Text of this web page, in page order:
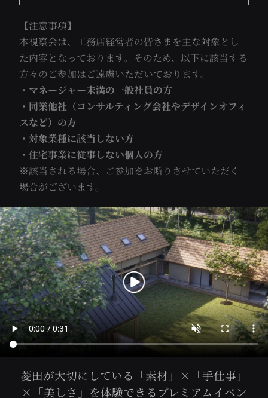
【注意事項】
本視察会は、工務店経営者の皆さまを主な対象とし
た内容となっております。そのため、以下に該当する
方々のご参加はご遠慮いただいております。
・マネージャー未満の一般社員の方
・同業他社（コンサルティング会社やデザインオフィ
スなど）の方
・対象業種に該当しない方
・住宅事業に従事しない個人の方
※該当される場合、ご参加をお断りさせていただく
場合がございます。
菱田が大切にしている「素材」×「手仕事」
×「美しさ」を体験できるプレミアムイベン